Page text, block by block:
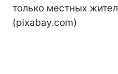
только местных
(pixabay.com)